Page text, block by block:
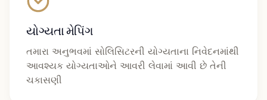
યોગ્યતા મેપિંગ
તમારા અનુભવમાં સોલિસિટરની યોગ્યતાના નિવેદનમાંથી
આવશ્યક યોગ્યતાઓને આવરી લેવામાં આવી છે તેની
ચકાસણી